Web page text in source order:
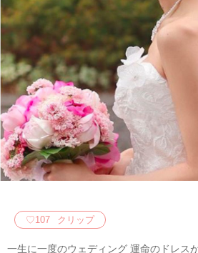
♡107 クリップ
一生に一度のウェディング 運命のドレス